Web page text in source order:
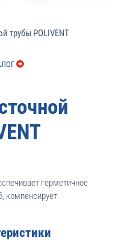
трубы POLIVENT
герметичное
компенсирует